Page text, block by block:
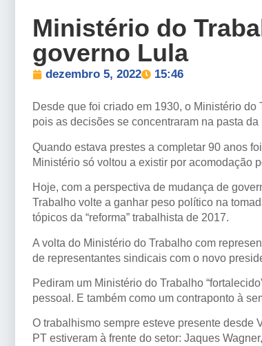
Ministério do
governo Lula
dezembro 5, 2022 15:46
Desde que foi criado em 1930, o Ministério
pois as decisões se concentraram na pasta
Quando estava prestes a completar 90 anos
Ministério só voltou a existir por acomodação
Hoje, com a perspectiva de mudança de
Trabalho volte a ganhar peso político na
tópicos da “reforma” trabalhista de 2017.
A volta do Ministério do Trabalho com
de representantes sindicais com o novo
Pediram um Ministério do Trabalho
pessoal. E também como um contraponto à
O trabalhismo sempre esteve presente desde
PT estiveram à frente do setor: Jaques